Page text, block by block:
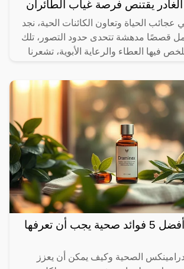
يقتنص فرصة غياب الطائران
عجائب الحياة وتعاون الكائنات الحية، نجد
قصصًا مدهشة تتحدى حدود التصور، تلك
فيها العطاء والرعاية الأبوية، تشعرنا
درامينكس: أفضل 5 فوائد صحية يجب أن تعرفها
الصحية وكيف يمكن أن يعزز